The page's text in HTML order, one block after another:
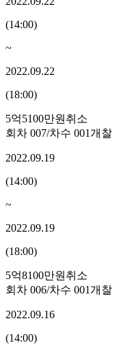
(14:00)
~
2022.09.22
(18:00)
5억5100만원 취소
회차 007/차수 001개찰
2022.09.19
(14:00)
~
2022.09.19
(18:00)
5억8100만원 취소
회차 006/차수 001개찰
2022.09.16
(14:00)